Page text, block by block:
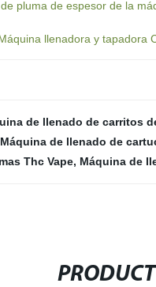
pluma de espesor de la
llenadora y tapadora
de llenado de carritos
Máquina de llenado de
Thc Vape, Máquina de